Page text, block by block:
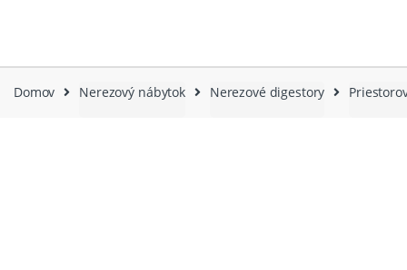
Domov Nerezový nábytok Nerezové digestory